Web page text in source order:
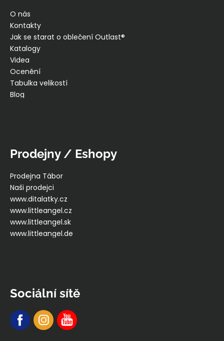
O nás
Kontakty
Jak se starat o oblečení Outlast®
Katalogy
Videa
Ocenění
Tabulka velikostí
Blog
Prodejny / Eshopy
Prodejna Tábor
Naši prodejci
www.ditalatky.cz
www.littleangel.cz
www.littleangel.sk
www.littleangel.de
Sociální sítě